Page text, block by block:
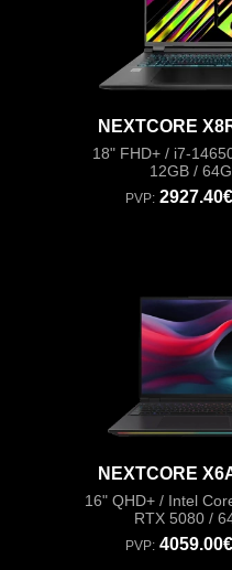
NEXTCORE
18" FHD+ / i7-
12GB /
PVP: 2927.40€
NEXTCORE
16" QHD+ / Intel
RTX 5080 /
PVP: 4059.00€